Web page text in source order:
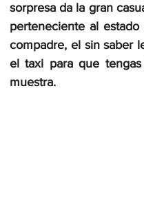
sorpresa da la gran
perteneciente al
compadre, el sin saber
el taxi para que
muestra.